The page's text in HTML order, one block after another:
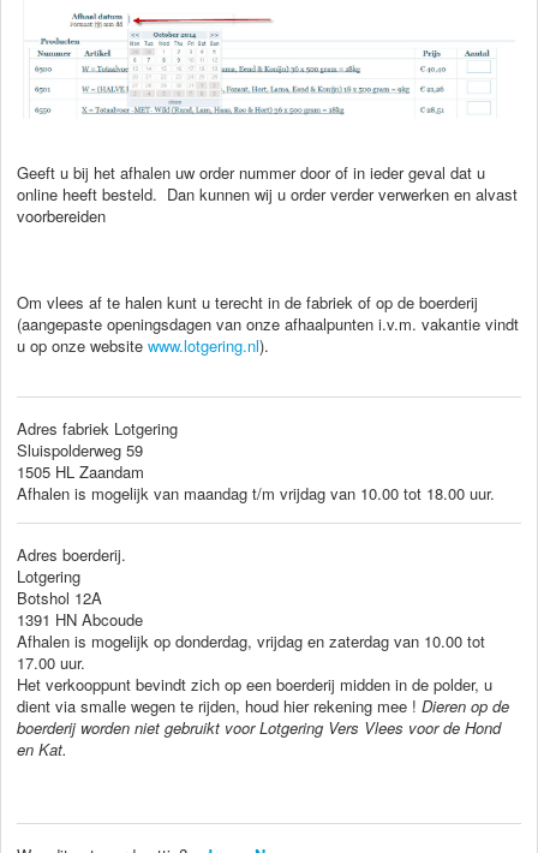
Geeft u bij het afhalen uw order nummer door of in ieder geval dat u
online heeft besteld. Dan kunnen wij u order verder verwerken en alvast
voorbereiden
Om vlees af te halen kunt u terecht in de fabriek of op de boerderij
(aangepaste openingsdagen van onze afhaalpunten i.v.m. vakantie vindt
u op onze website www.lotgering.nl).
Adres fabriek Lotgering
Sluispolderweg 59
1505 HL Zaandam
Afhalen is mogelijk van maandag t/m vrijdag van 10.00 tot 18.00 uur.
Adres boerderij.
Lotgering
Botshol 12A
1391 HN Abcoude
Afhalen is mogelijk op donderdag, vrijdag en zaterdag van 10.00 tot
17.00 uur.
Het verkooppunt bevindt zich op een boerderij midden in de polder, u
dient via smalle wegen te rijden, houd hier rekening mee ! Dieren op de
boerderij worden niet gebruikt voor Lotgering Vers Vlees voor de Hond
en Kat.